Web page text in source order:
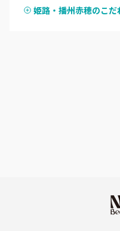
ハンドスカルプ
姫路・播州赤穂のこ